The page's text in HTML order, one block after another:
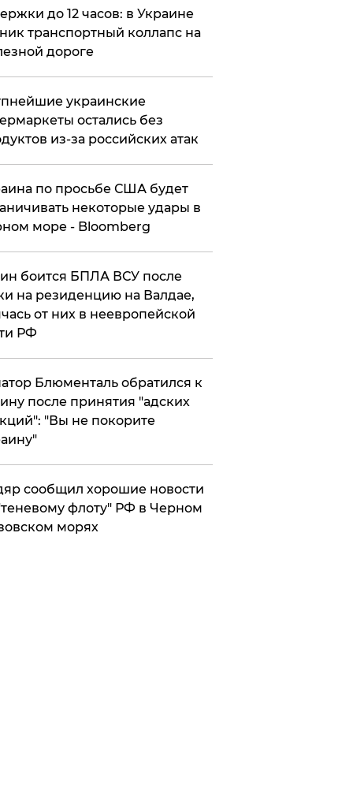
до 12 часов: в Украине
транспортный коллапс на
дороге
украинские
остались без
из-за российских атак
по просьбе США будет
некоторые удары в
море - Bloomberg
боится БПЛА ВСУ после
на резиденцию на Валдае,
от них в неевропейской
РФ
Блюменталь обратился к
после принятия "адских
"Вы не покорите
сообщил хорошие новости
флоту" РФ в Черном
морях